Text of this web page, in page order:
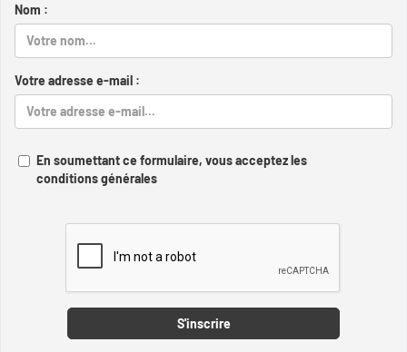
Nom :
Votre adresse e-mail :
En soumettant ce formulaire, vous acceptez les
conditions générales
S'inscrire